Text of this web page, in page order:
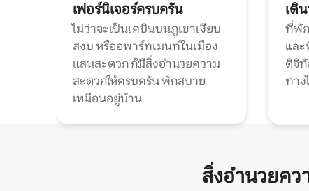
เฟอร์นิเจอร์ครบครัน
ไม่ว่าจะเป็นเคบินบนภูเขาเงียบ
สงบ หรืออพาร์ทเมนท์ในเมือง
แสนสะดวก ก็มีสิ่งอำนวยความ
สะดวกให้ครบครัน พักสบาย
เหมือนอยู่บ้าน
เดิ
ที่พัก
แล
ดิจิ
ทาง
สิ่งอำนวยคว